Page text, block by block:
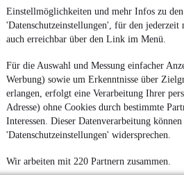
Einstellmöglichkeiten und mehr Infos zu
'Datenschutzeinstellungen', für den
auch erreichbar über den Link im Menü.
Für die Auswahl und Messung einfacher
Werbung) sowie um Erkenntnisse über
erlangen, erfolgt eine Verarbeitung Ihrer
Adresse) ohne Cookies durch bestimmte
Interessen. Dieser Datenverarbeitung
'Datenschutzeinstellungen' widersprechen.
Wir arbeiten mit 220 Partnern zusammen.
Datenschutz
Datenschutzeinstellungen
Erklärung zur Barrierefreiheit
Report Security Vulnerability (English)
Powered by
Entdecke Kleinwagen ,SUVund
mobile.de